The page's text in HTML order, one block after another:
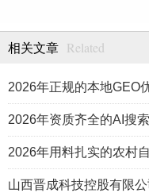
相关文章 Related
2026年正规的本地GEO
山西晋成科技控股有限